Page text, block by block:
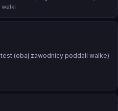
walki
(obaj zawodnicy poddali walke)